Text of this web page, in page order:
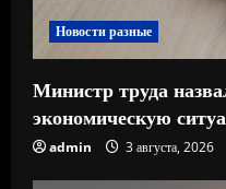
Новости разные
Министр труда
экономическую
admin 3 августа, 2026